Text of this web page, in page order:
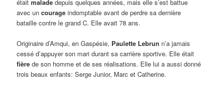
étaitmalade depuis quelques années, mais elle s’est battue
avec uncourage indomptable avant de perdre sa dernière
bataille contre le grand C. Elle avait 78 ans.
Originaire d’Amqui, en Gaspésie, Paulette Lebrun n’a jamais
cessé d’appuyer son mari durant sa carrière sportive. Elle était
fière de son homme et de ses réalisations. Elle lui a aussi donné
trois beaux enfants: Serge Junior, Marc et Catherine.